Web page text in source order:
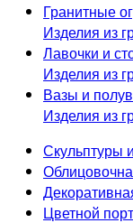
Гранитные
Изделия из
Лавочки и
Изделия из
Вазы и
Изделия из
Скульптуры
Цветной